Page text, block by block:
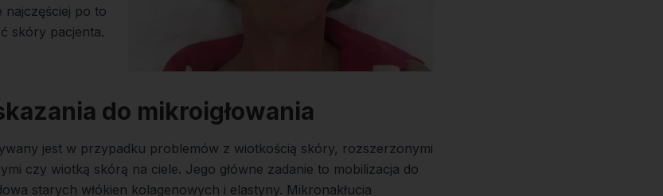
najczęściej po to
skóry pacjenta.
do mikroigłowania
jest w przypadku problemów z wiotkością skóry, rozszerzonymi
czy wiotką skórą na ciele. Jego główne zadanie to mobilizacja do
starych włókien kolagenowych i elastyny. Mikronakłucia